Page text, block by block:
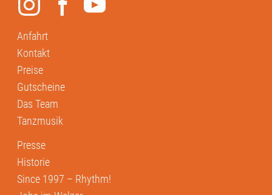
Anfahrt
Kontakt
Preise
Gutscheine
Das Team
Tanzmusik
Presse
Historie
Since 1997 – Rhythm!